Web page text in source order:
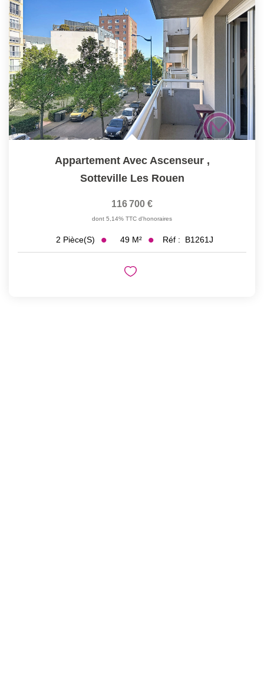
Appartement Avec Ascenseur ,
Sotteville Les Rouen
116 700 €
dont 5,14% TTC d'honoraires
2 Pièce(s) 49 M² Réf : B1261J